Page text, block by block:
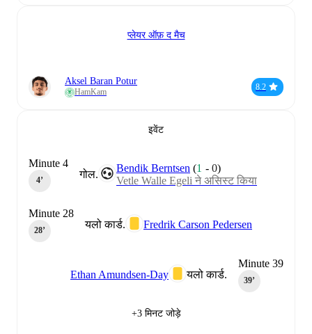
प्लेयर ऑफ़ द मैच
Aksel Baran Potur
HamKam
8.2
इवेंट
गोल.
Bendik Berntsen (1 -0)
Vetle Walle Egeli ने असिस्ट किया
Minute 4
4‎’‎
यलो कार्ड. Fredrik Carson Pedersen
Minute 28
28‎’‎
Minute 39
39‎’‎
यलो कार्ड.
Ethan Amundsen-Day
+3 मिनट जोड़े